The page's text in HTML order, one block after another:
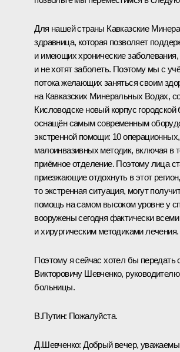
Для нашей страны Кавказские
здравница, которая позволяет
и имеющих хронические заболевания,
и не хотят заболеть. Поэтому мы с
потока желающих заняться своим
на Кавказских Минеральных Водах,
Кисловодске новый корпус
оснащён самым современным
экстренной помощи: 10
малоинвазивных методик, включая в
приёмное отделение. Поэтому лица
приезжающие отдохнуть в этот
то экстренная ситуация, могут
помощь на самом высоком уровне у
вооружены сегодня фактически
и хирургическим методиками лечения.
Поэтому я сейчас хотел бы передать
Викторовичу Шевченко,
больницы.
В.Путин: Пожалуйста.
Д.Шевченко: Добрый вечер,